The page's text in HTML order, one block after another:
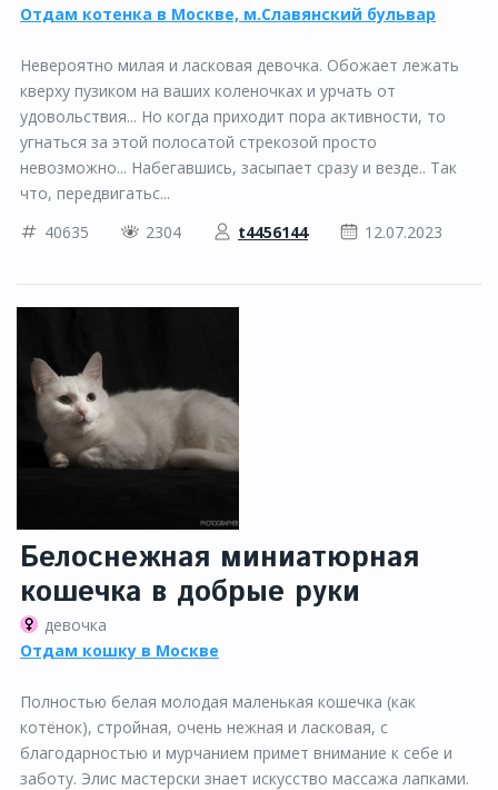
Отдам котенка в Москве, м.Славянский бульвар
Невероятно милая и ласковая девочка. Обожает лежать
кверху пузиком на ваших коленочках и урчать от
удовольствия... Но когда приходит пора активности, то
угнаться за этой полосатой стрекозой просто
невозможно... Набегавшись, засыпает сразу и везде.. Так
что, передвигатьс...
40635
2304 t4456144 12.07.2023
Белоснежная миниатюрная
кошечка в добрые руки
девочка
Отдам кошку в Москве
Полностью белая молодая маленькая кошечка (как
котёнок), стройная, очень нежная и ласковая, с
благодарностью и мурчанием примет внимание к себе и
заботу. Элис мастерски знает искусство массажа лапками.